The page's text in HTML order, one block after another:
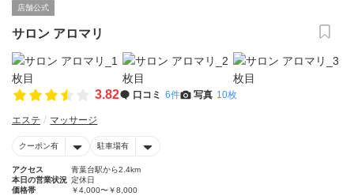
店舗公式
サロン アロマリ
3.82 口コミ 6件 写真 10枚
エステ マッサージ
クーポン有 駐車場有
アクセス
青葉台駅から2.4km
本日の営業状況 定休日
価格帯
￥4,000〜￥8,000